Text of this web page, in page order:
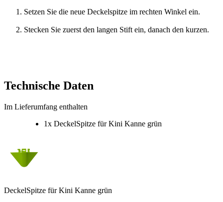
Setzen Sie die neue Deckelspitze im rechten Winkel ein.
Stecken Sie zuerst den langen Stift ein, danach den kurzen.
Technische Daten
Im Lieferumfang enthalten
1x DeckelSpitze für Kini Kanne grün
DeckelSpitze für Kini Kanne grün